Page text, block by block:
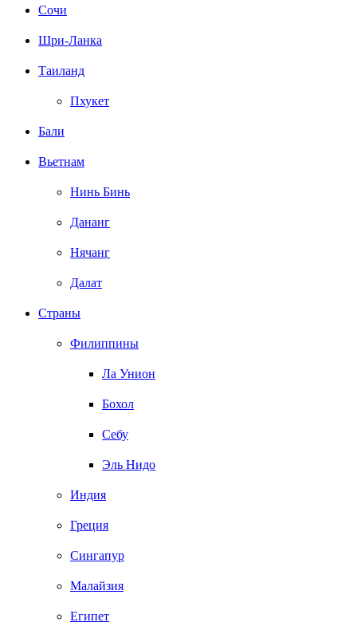
Сочи
Шри-Ланка
Таиланд
Пхукет
Бали
Вьетнам
Нинь Бинь
Дананг
Нячанг
Далат
Страны
Филиппины
Ла Унион
Бохол
Себу
Эль Нидо
Индия
Греция
Сингапур
Малайзия
Египет